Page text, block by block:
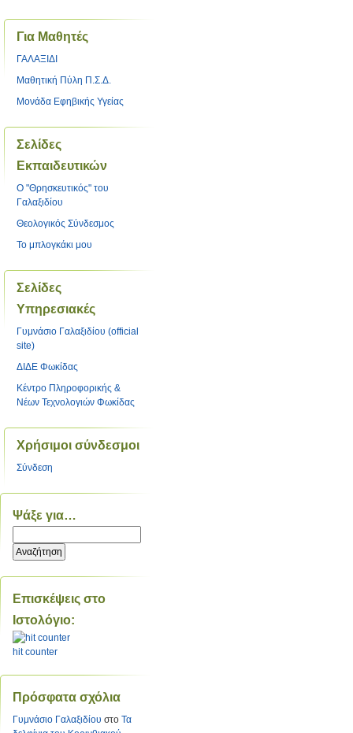
Ψάξε για…
Επισκέψεις στο
Ιστολόγιο:
hit counter
Πρόσφατα σχόλια
Γυμνάσιο Γαλαξιδίου στο Τα
Για Μαθητές
ΓΑΛΑΞΙΔΙ
Μαθητική Πύλη Π.Σ.Δ.
Μονάδα Εφηβικής Υγείας
Σελίδες
Εκπαιδευτικών
O "Θρησκευτικός" του
Γαλαξιδίου
Θεολογικός Σύνδεσμος
Το μπλογκάκι μου
Σελίδες
Υπηρεσιακές
Γυμνάσιο Γαλαξιδίου (official
site)
ΔΙΔΕ Φωκίδας
Κέντρο Πληροφορικής &
Νέων Τεχνολογιών Φωκίδας
Χρήσιμοι σύνδεσμοι
Σύνδεση